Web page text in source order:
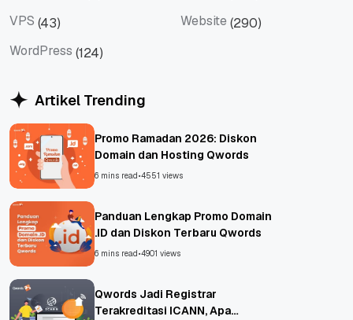
VPS (43) Website (290)
WordPress (124)
Artikel Trending
Promo Ramadan 2026: Diskon
Domain dan Hosting Qwords
6 mins read•4551 views
Panduan Lengkap Promo Domain
.ID dan Diskon Terbaru Qwords
6 mins read•4901 views
Qwords Jadi Registrar
Terakreditasi ICANN, Apa